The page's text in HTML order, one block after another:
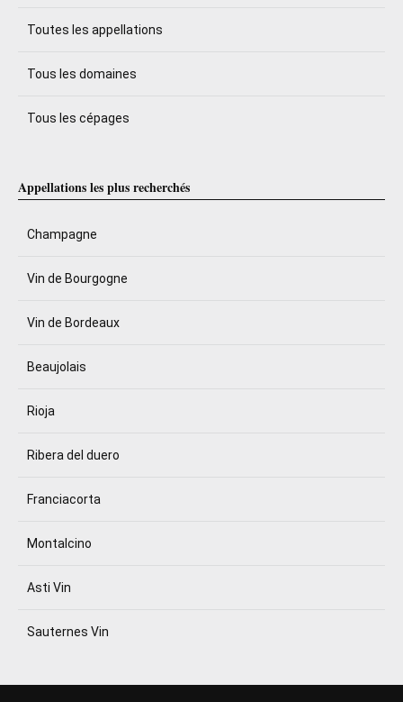
Toutes les appellations
Tous les domaines
Tous les cépages
Appellations les plus recherchés
Champagne
Vin de Bourgogne
Vin de Bordeaux
Beaujolais
Rioja
Ribera del duero
Franciacorta
Montalcino
Asti Vin
Sauternes Vin